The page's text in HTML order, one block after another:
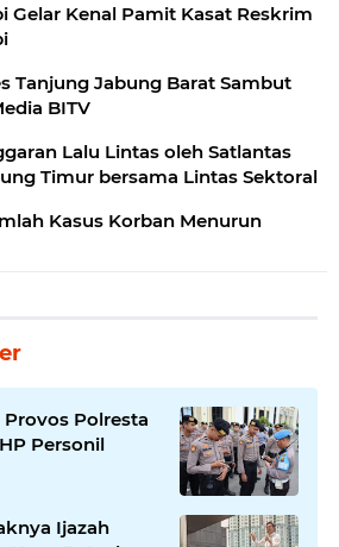
Gelar Kenal Pamit Kasat Reskrim
Tanjung Jabung Barat Sambut
BITV
Lalu Lintas oleh Satlantas
Timur bersama Lintas Sektoral
Ops Zebra 2024 ,jumlah Kasus Korban Menurun
Provos Polresta
Personil
Ijazah